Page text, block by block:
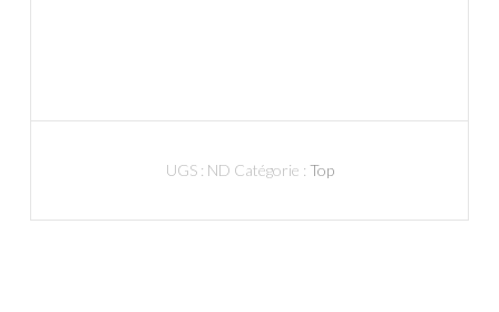
UGS : ND Catégorie : Top